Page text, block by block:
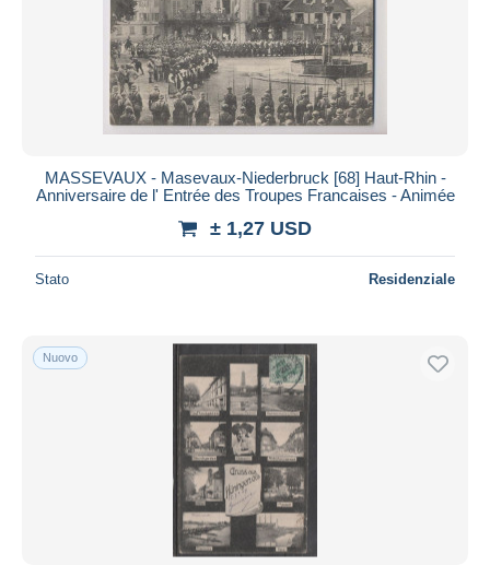
MASSEVAUX - Masevaux-Niederbruck [68] Haut-Rhin -
Anniversaire de l' Entrée des Troupes Francaises - Animée
± 1,27 USD
Stato Residenziale
Nuovo